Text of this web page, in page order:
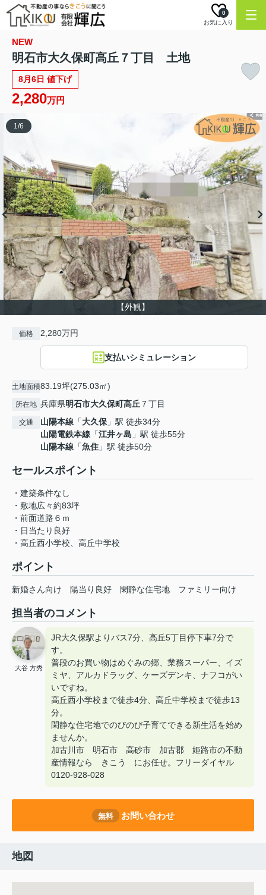
お気に入り
0
NEW
明石市大久保町高丘７丁目 土地
8月6日 値下げ
2,280万円
【外観】
1/6
価格 2,280万円
支払いシミュレーション
土地面積83.19坪(275.03㎡)
所在地 兵庫県明石市大久保町高丘 ７丁目
交通 山陽本線 「大久保」駅 徒歩34分
山陽電鉄本線 「江井ヶ島 」駅 徒歩55分
山陽本線 「魚住 」駅 徒歩50分
セールスポイント
・建築条件なし
・敷地広々約83坪
・前面道路６ｍ
・日当たり良好
・高丘西小学校、高丘中学校
ポイント
新婚さん向け 陽当り良好 閑静な住宅地 ファミリー向け
担当者のコメント
大谷 方秀
JR大久保駅よりバス7分、高丘5丁目停下車7分で
す。
普段のお買い物はめぐみの郷、業務スーパー、イズ
ミヤ、アルカドラッグ、ケーズデンキ、ナフコがい
いですね。
高丘西小学校まで徒歩4分、高丘中学校まで徒歩13
分。
閑静な住宅地でのびのび子育てできる新生活を始め
ませんか。
加古川市 明石市 高砂市 加古郡 姫路市の不動
産情報なら きこう にお任せ。フリーダイヤル
0120-928-028
無料 お問い合わせ
地図